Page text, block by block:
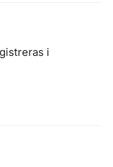
i